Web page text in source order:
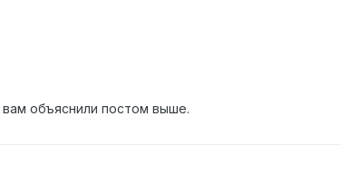
вам объяснили постом выше.